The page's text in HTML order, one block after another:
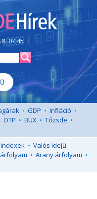
8. 07:45
• GDP • Infláció •
OTP • BUX • Tőzsde •
• Valós idejű
• Arany árfolyam •